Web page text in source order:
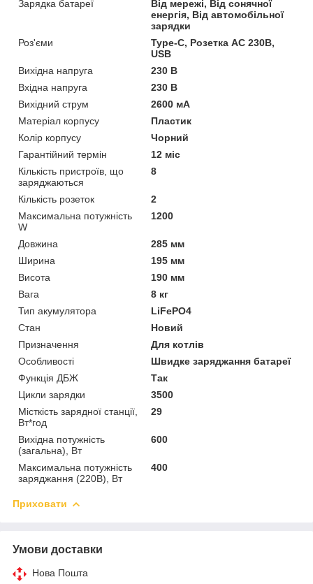
Зарядка батареї
Від мережі, Від сонячної
енергія, Від автомобільної
зарядки
Роз'єми
Type-C, Розетка AC 230В,
USB
Вихідна напруга
230 В
Вхідна напруга
230 В
Вихідний струм
2600 мА
Матеріал корпусу
Пластик
Колір корпусу
Чорний
Гарантійний термін
12 міс
Кількість пристроїв, що
заряджаються
8
Кількість розеток
2
Максимальна потужність
W
1200
Довжина
285 мм
Ширина
195 мм
Висота
190 мм
Вага
8 кг
Тип акумулятора
LiFePO4
Стан
Новий
Призначення
Для котлів
Особливості
Швидке заряджання батареї
Функція ДБЖ
Так
Цикли зарядки
3500
Місткість зарядної станції,
Вт*год
29
Вихідна потужність
(загальна), Вт
600
Максимальна потужність
заряджання (220В), Вт
400
Приховати
Умови доставки
Нова Пошта